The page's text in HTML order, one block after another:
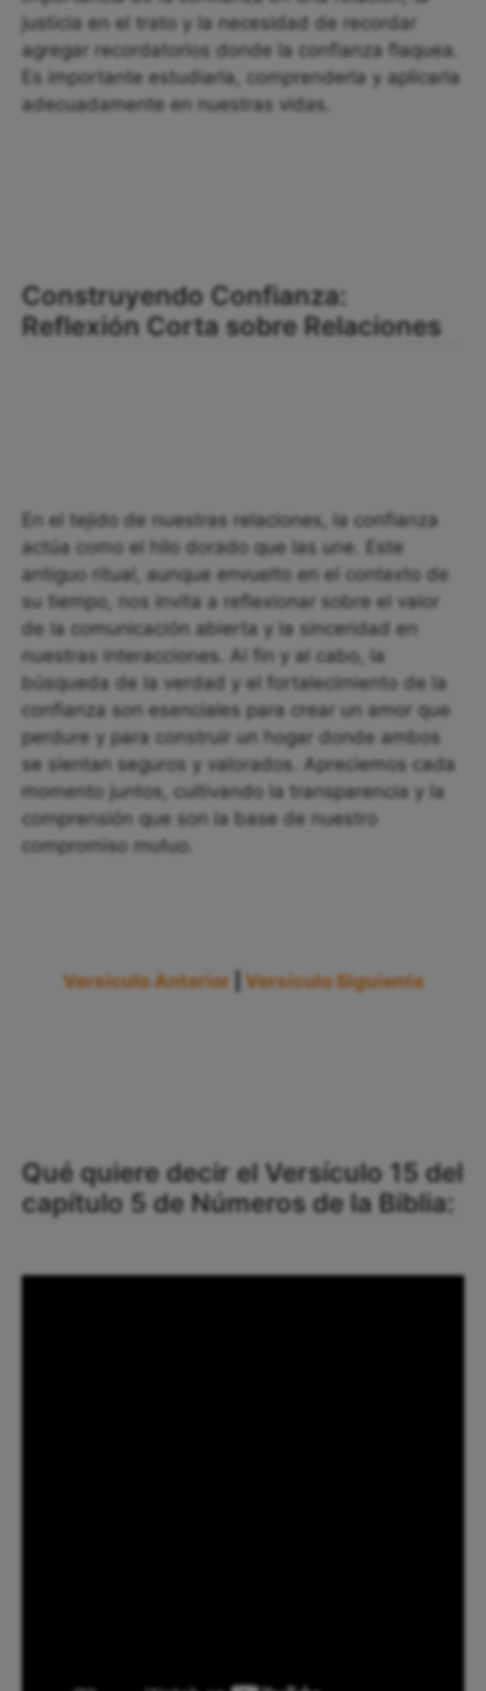
justicia en el trato y la necesidad de recordar
agregar recordatorios donde la confianza flaquea.
Es importante estudiarla, comprenderla y aplicarla
adecuadamente en nuestras vidas.
Construyendo Confianza:
Reflexión Corta sobre Relaciones
En el tejido de nuestras relaciones, la confianza
actúa como el hilo dorado que las une. Este
antiguo ritual, aunque envuelto en el contexto de
su tiempo, nos invita a reflexionar sobre el valor
de la comunicación abierta y la sinceridad en
nuestras interacciones. Al fin y al cabo, la
búsqueda de la verdad y el fortalecimiento de la
confianza son esenciales para crear un amor que
perdure y para construir un hogar donde ambos
se sientan seguros y valorados. Apreciemos cada
momento juntos, cultivando la transparencia y la
comprensión que son la base de nuestro
compromiso mutuo.
Versículo Anterior Versículo Siguiente
Qué quiere decir el Versículo 15 del
capítulo 5 de Números de la Biblia: